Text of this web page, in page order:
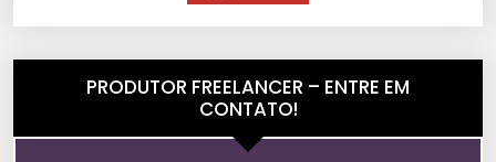
PRODUTOR FREELANCER – ENTRE EM
CONTATO!